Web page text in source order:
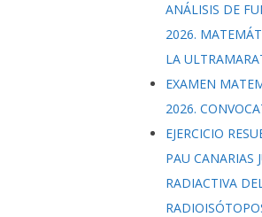
ANÁLISIS DE
2026.
LA
EXAMEN
2026.
EJERCICIO
PAU CANARIAS
RADIACTIVA